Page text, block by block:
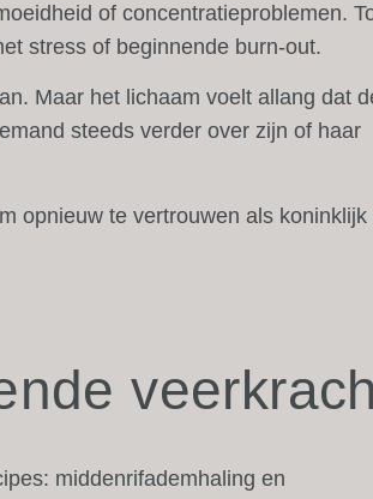
of concentratieproblemen.
stress of beginnende burn-out.
Maar het lichaam voelt allang dat
steeds verder over zijn of haar
opnieuw te vertrouwen als koninklijk
middenrifademhaling en